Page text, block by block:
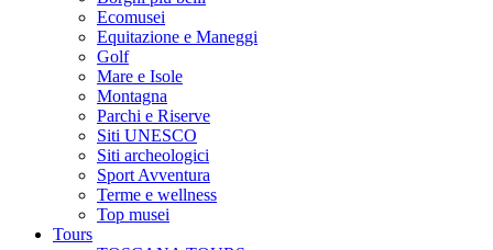
Ecomusei
Equitazione e Maneggi
Golf
Mare e Isole
Montagna
Parchi e Riserve
Siti UNESCO
Siti archeologici
Sport Avventura
Terme e wellness
Top musei
Tours